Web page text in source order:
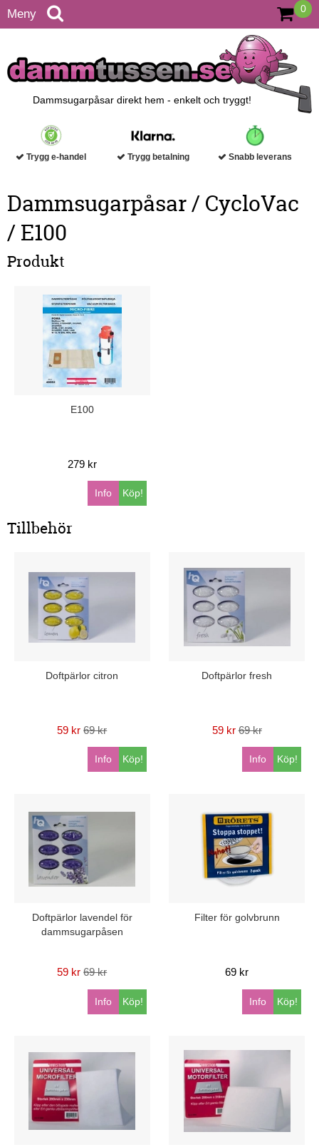
Meny 0
Dammsugarpåsar direkt hem - enkelt och tryggt!
Trygg e-handel Trygg betalning Snabb leverans
Dammsugarpåsar / CycloVac
/ E100
Produkt
E100
279 kr
Köp!
Info
Tillbehör
Doftpärlor citron
59 kr 69 kr
Köp!
Info
Doftpärlor fresh
59 kr 69 kr
Köp!
Info
Doftpärlor lavendel för
dammsugarpåsen
59 kr 69 kr
Köp!
Info
Filter för golvbrunn
69 kr
Köp!
Info